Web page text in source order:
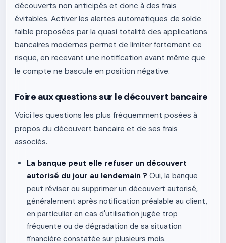
découverts non anticipés et donc à des frais
évitables. Activer les alertes automatiques de solde
faible proposées par la quasi totalité des applications
bancaires modernes permet de limiter fortement ce
risque, en recevant une notification avant même que
le compte ne bascule en position négative.
Foire aux questions sur le découvert bancaire
Voici les questions les plus fréquemment posées à
propos du découvert bancaire et de ses frais
associés.
La banque peut elle refuser un découvert
autorisé du jour au lendemain ? Oui, la banque
peut réviser ou supprimer un découvert autorisé,
généralement après notification préalable au client,
en particulier en cas d'utilisation jugée trop
fréquente ou de dégradation de sa situation
financière constatée sur plusieurs mois.